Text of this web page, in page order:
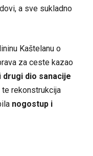
a sve sukladno
Kaštelanu o
za ceste kazao
drugi dio sanacije
te rekonstrukcija
nogostup i